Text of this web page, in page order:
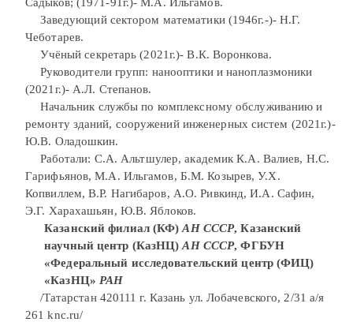
Заведующий сектором математики (1946г.-)- Н.Г.
Чеботарев.
Учёный секретарь (2021г.)- В.К. Воронкова.
Руководители групп: нанооптики и наноплазмоники
(2021г.)- А.Л. Степанов.
Начальник службы по комплексному обслуживанию и
ремонту зданий, сооружений инженерных систем (2021г.)-
Ю.В. Оладошкин.
Работали: С.А. Альтшулер, академик К.А. Валиев, Н.С.
Гарифьянов, М.А. Ильгамов, Б.М. Козырев, У.Х.
Копвиллем, В.Р. Нагибаров, А.О. Ривкинд, И.А. Сафин,
Э.Г. Харахашьян, Ю.В. Яблоков.
Казанский филиал (КФ)АН СССР, Казанский
научный центр (КазНЦ)АН СССР, ФГБУН
«Федеральный исследовательский центр (ФИЦ)
«КазНЦ» РАН
/Татарстан 420111 г. Казань ул. Лобачевского, 2/31 а/я
261 knc.ru/